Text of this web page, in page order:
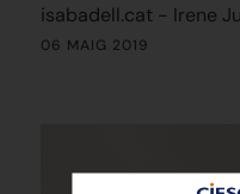
isabadell.cat - Irene
06 MAIG 2019